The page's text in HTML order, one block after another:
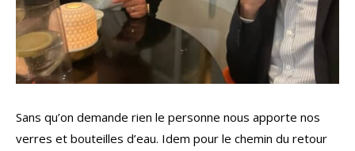
Sans qu’on demande rien le personne nous apporte nos
verres et bouteilles d’eau. Idem pour le chemin du retour